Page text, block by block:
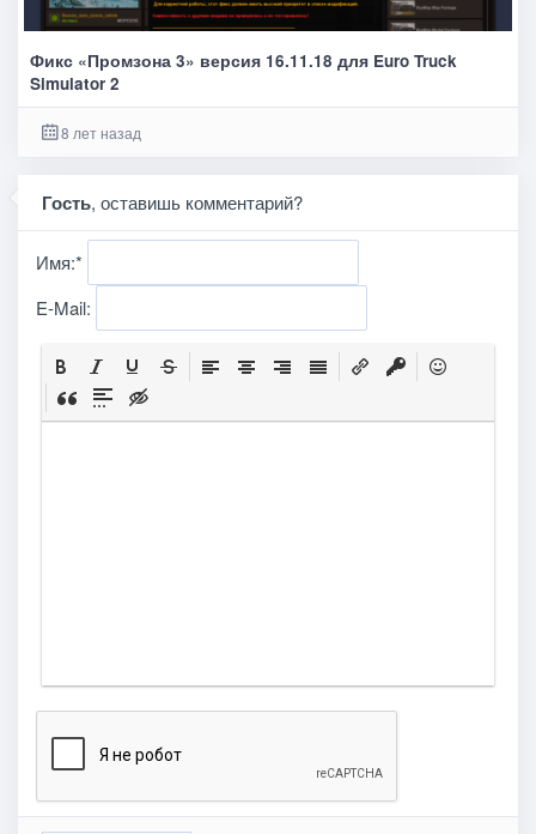
Фикс «Промзона 3» версия 16.11.18 для Euro Truck
Simulator 2
8 лет назад
Гость, оставишь комментарий?
Имя:*
E-Mail: